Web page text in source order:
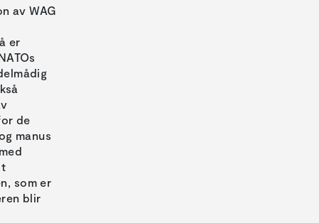
av WAG
er
de
manus
som er
blir